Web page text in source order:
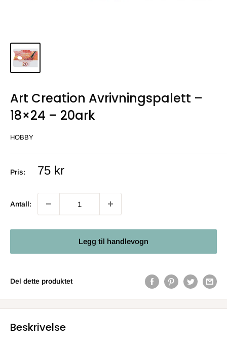
Art Creation Avrivningspalett –
18×24 – 20ark
HOBBY
Pris:
Salgs
75 kr
Antall:
Legg til handlevogn
Del dette produktet
Beskrivelse